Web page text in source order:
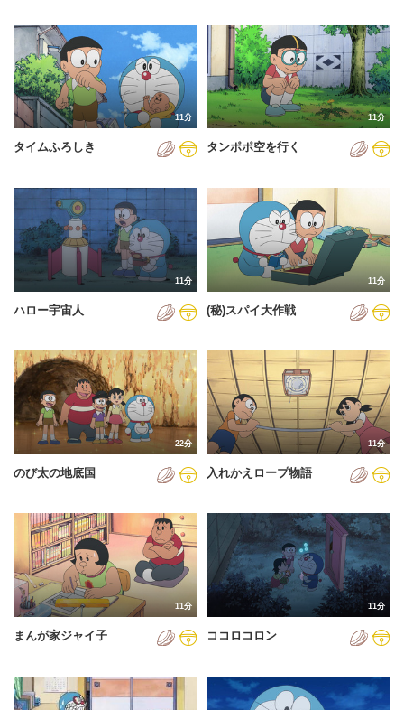
2024年
2025年
2026年
11分
タイムふろしき
11分
タンポポ空を行く
11分
ハロー宇宙人
11分
(秘)スパイ大作戦
22分
のび太の地底国
11分
入れかえロープ物語
11分
まんが家ジャイ子
11分
ココロコロン